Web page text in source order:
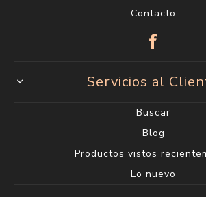
Contacto
Servicios al
Buscar
Blog
Productos vistos
Lo nuevo